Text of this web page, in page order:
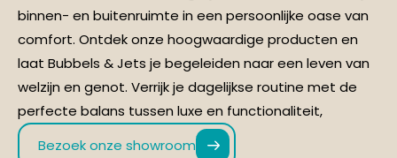
binnen- en buitenruimte in een persoonlijke oase van
comfort. Ontdek onze hoogwaardige producten en
laat Bubbels & Jets je begeleiden naar een leven van
welzijn en genot. Verrijk je dagelijkse routine met de
perfecte balans tussen luxe en functionaliteit,
Bezoek onze showroom